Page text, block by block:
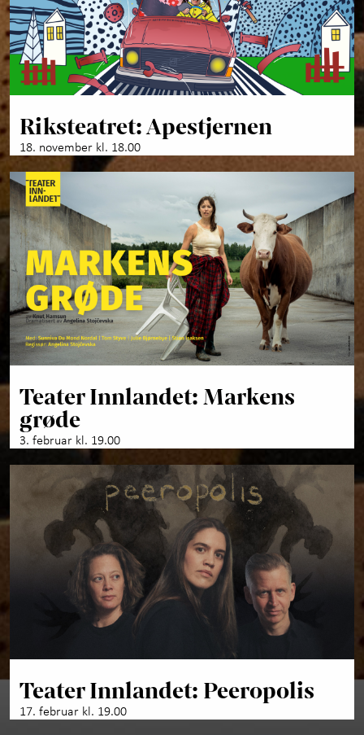
Riksteatret: Apestjernen
18. november kl. 18.00
Teater Innlandet: Markens
grøde
3. februar kl. 19.00
Teater Innlandet: Peeropolis
17. februar kl. 19.00